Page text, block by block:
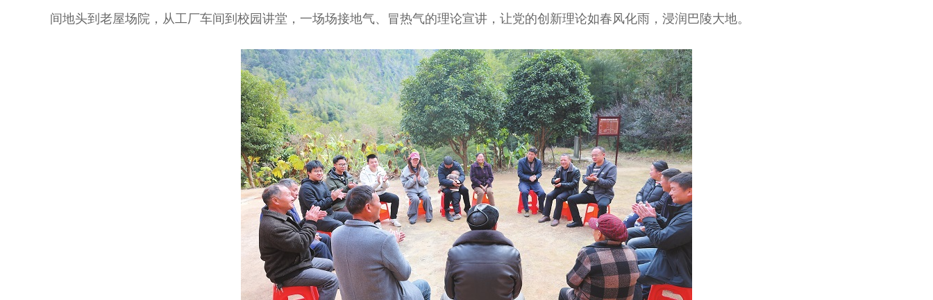
间地头到老屋场院，从工厂车间到校园讲堂，一场场接地气、冒热气的理论宣讲，让党的创新理论如春风化雨，浸润巴陵大地。